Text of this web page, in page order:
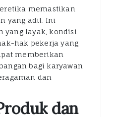
memastikan
yang adil. Ini
yang layak, kondisi
hak pekerja yang
memberikan
bagi karyawan
dan
dan